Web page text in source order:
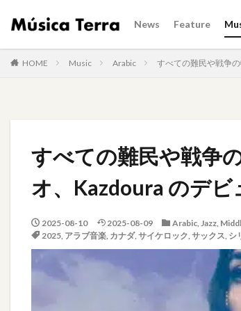
News Feature
HOME Music Arabic すべての難民や戦争
すべての難民や戦争
オ、Kazdoura のデビ
2025-08-10 2025-08-09 Arabic, Jazz,
2025, アラブ音楽, カナダ, サイケロック, サックス, シ